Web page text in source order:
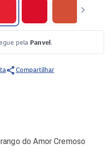
keyboard_arrow_right
pela Panvel.
shareCompartilhar
do Amor Cremoso